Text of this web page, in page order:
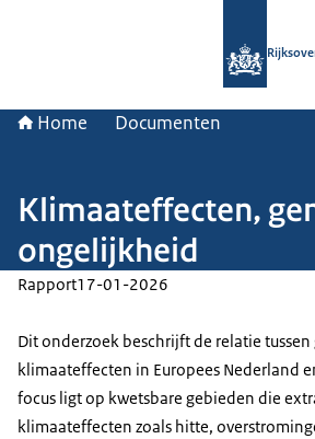
Home Documenten
Klimaateffecten,
ongelijkheid
Rapport17-01-2026
Dit onderzoek beschrijft de relatie tussen
klimaateffecten in Europees Nederland
focus ligt op kwetsbare gebieden die
klimaateffecten zoals hitte,